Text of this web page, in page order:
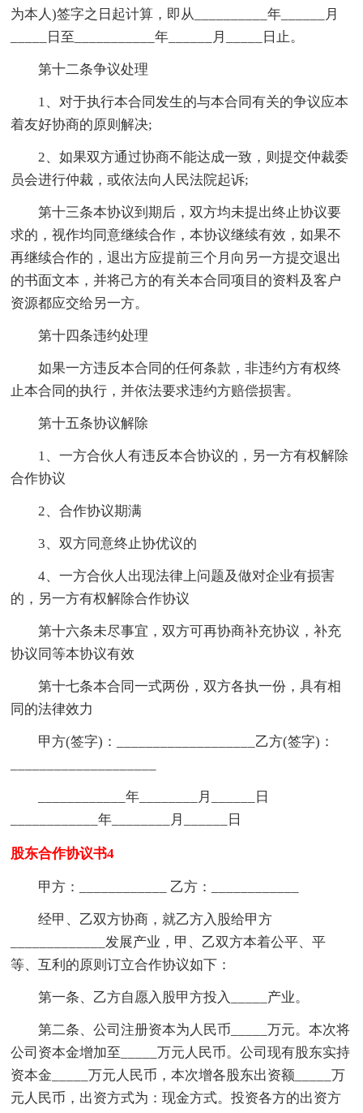
为本人)签字之日起计算，即从__________年______月
_____日至___________年______月_____日止。
第十二条争议处理
1、对于执行本合同发生的与本合同有关的争议应本
着友好协商的原则解决;
2、如果双方通过协商不能达成一致，则提交仲裁委
员会进行仲裁，或依法向人民法院起诉;
第十三条本协议到期后，双方均未提出终止协议要
求的，视作均同意继续合作，本协议继续有效，如果不
再继续合作的，退出方应提前三个月向另一方提交退出
的书面文本，并将己方的有关本合同项目的资料及客户
资源都应交给另一方。
第十四条违约处理
如果一方违反本合同的任何条款，非违约方有权终
止本合同的执行，并依法要求违约方赔偿损害。
第十五条协议解除
1、一方合伙人有违反本合协议的，另一方有权解除
合作协议
2、合作协议期满
3、双方同意终止协优议的
4、一方合伙人出现法律上问题及做对企业有损害
的，另一方有权解除合作协议
第十六条未尽事宜，双方可再协商补充协议，补充
协议同等本协议有效
第十七条本合同一式两份，双方各执一份，具有相
同的法律效力
甲方(签字)：___________________乙方(签字)：
____________年________月______日
____________年________月______日
股东合作协议书4
甲方：____________ 乙方：____________
经甲、乙双方协商，就乙方入股给甲方
_____________发展产业，甲、乙双方本着公平、平
等、互利的原则订立合作协议如下：
第一条、乙方自愿入股甲方投入_____产业。
第二条、公司注册资本为人民币_____万元。本次将
公司资本金增加至_____万元人民币。公司现有股东实持
资本金_____万元人民币，本次增各股东出资额_____万
元人民币，出资方式为：现金方式。投资各方的出资方